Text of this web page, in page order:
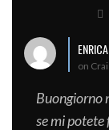
on
Buongiorno
se mi potete